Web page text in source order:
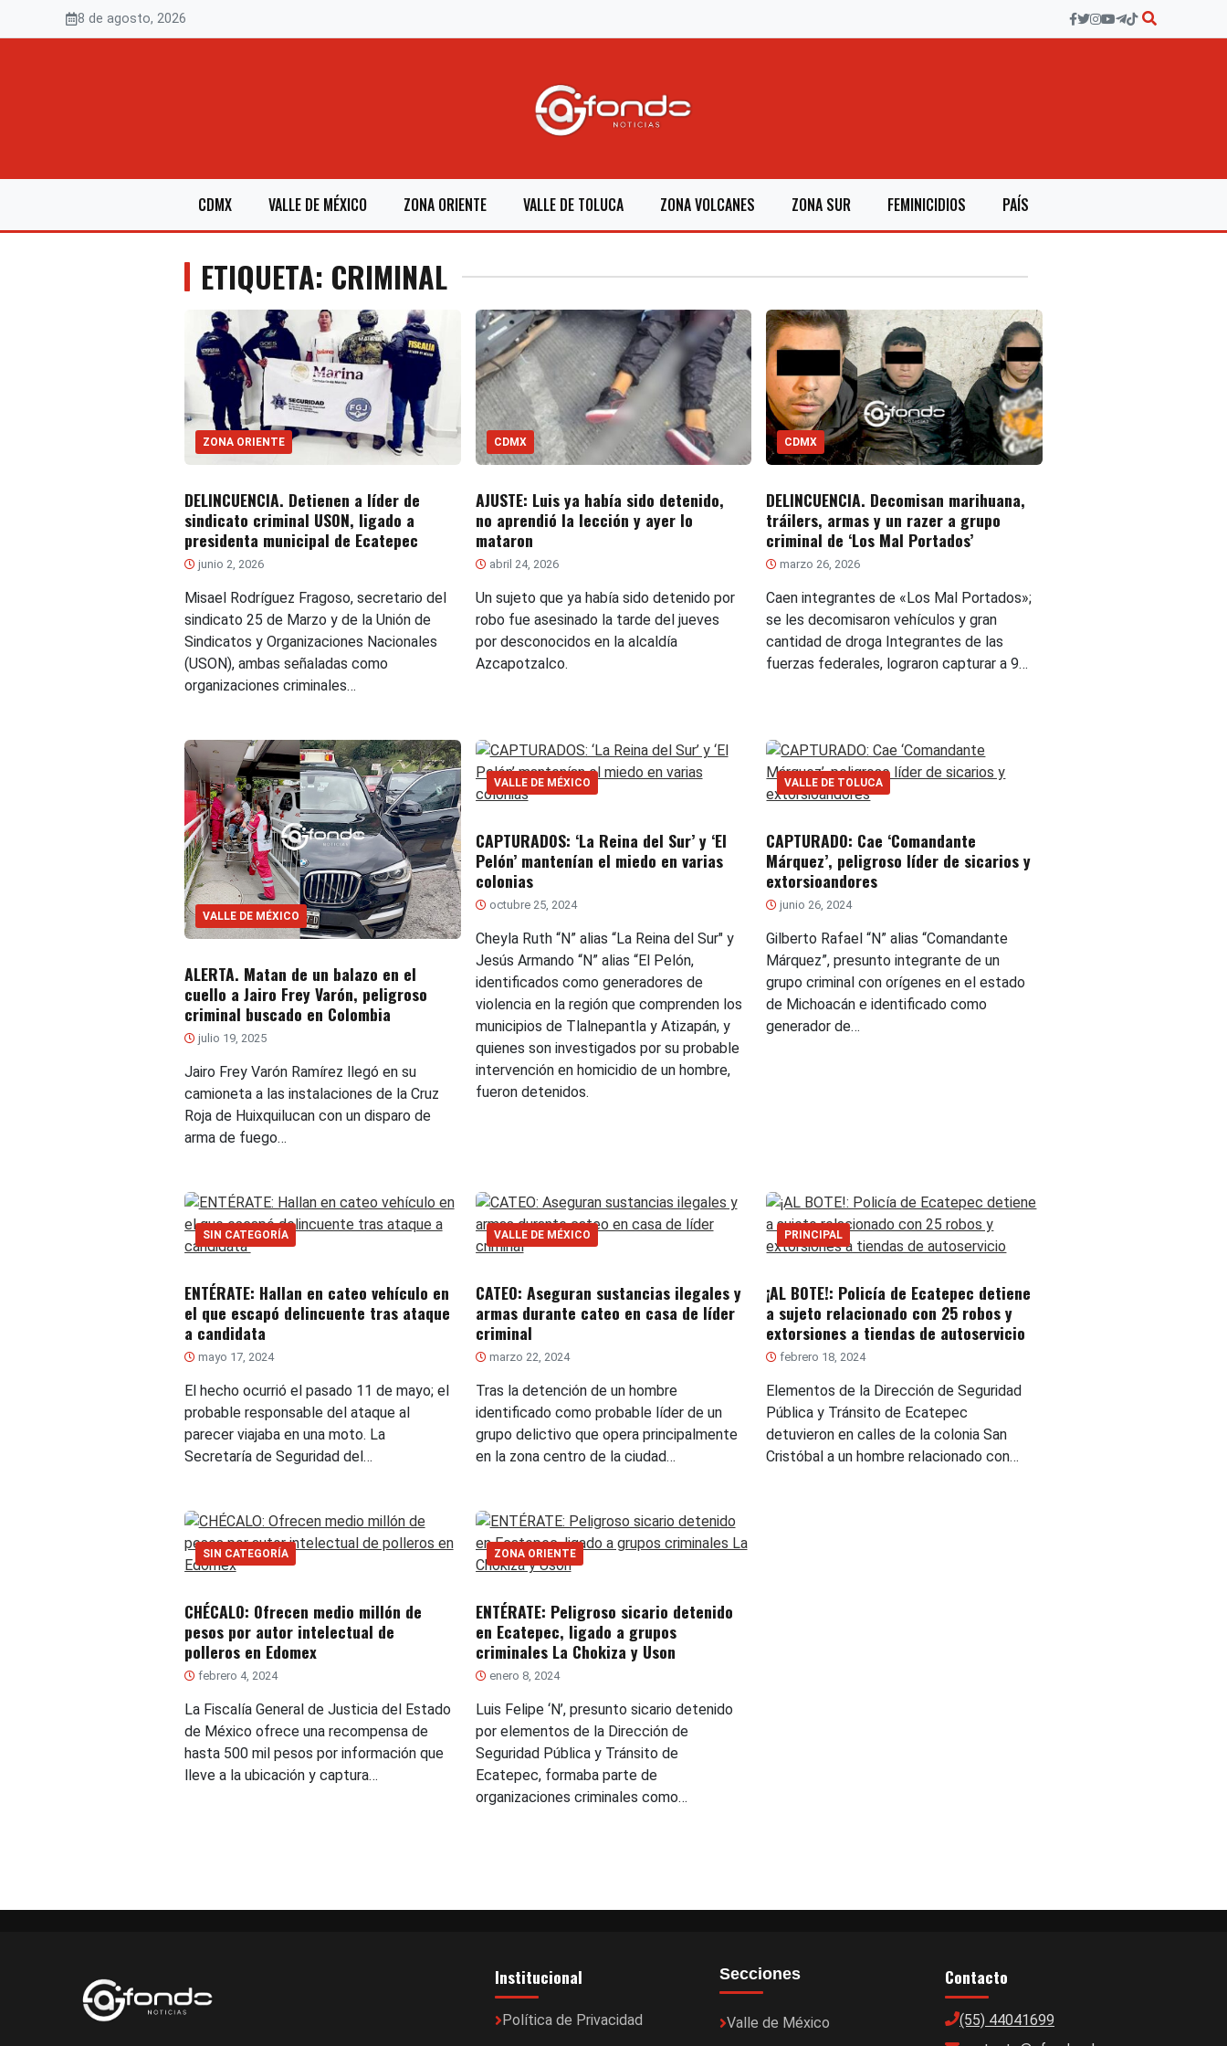
8 de agosto, 2026
CDMX VALLE DE MÉXICO ZONA ORIENTE VALLE DE TOLUCA ZONA VOLCANES ZONA SUR FEMINICIDIOS PAÍS
ETIQUETA: CRIMINAL
ZONA ORIENTE
DELINCUENCIA. Detienen a líder de
sindicato criminal USON, ligado a
presidenta municipal de Ecatepec
junio 2, 2026
Misael Rodríguez Fragoso, secretario del
sindicato 25 de Marzo y de la Unión de
Sindicatos y Organizaciones Nacionales
(USON), ambas señaladas como
organizaciones criminales…
CDMX
AJUSTE: Luis ya había sido detenido,
no aprendió la lección y ayer lo
mataron
abril 24, 2026
Un sujeto que ya había sido detenido por
robo fue asesinado la tarde del jueves
por desconocidos en la alcaldía
Azcapotzalco.
CDMX
DELINCUENCIA. Decomisan marihuana,
tráilers, armas y un razer a grupo
criminal de ‘Los Mal Portados’
marzo 26, 2026
Caen integrantes de «Los Mal Portados»;
se les decomisaron vehículos y gran
cantidad de droga Integrantes de las
fuerzas federales, lograron capturar a 9…
VALLE DE MÉXICO
ALERTA. Matan de un balazo en el
cuello a Jairo Frey Varón, peligroso
criminal buscado en Colombia
julio 19, 2025
Jairo Frey Varón Ramírez llegó en su
camioneta a las instalaciones de la Cruz
Roja de Huixquilucan con un disparo de
arma de fuego…
VALLE DE MÉXICO
CAPTURADOS: ‘La Reina del Sur’ y ‘El
Pelón’ mantenían el miedo en varias
colonias
octubre 25, 2024
Cheyla Ruth “N” alias “La Reina del Sur" y
Jesús Armando “N” alias “El Pelón,
identificados como generadores de
violencia en la región que comprenden los
municipios de Tlalnepantla y Atizapán, y
quienes son investigados por su probable
intervención en homicidio de un hombre,
fueron detenidos.
VALLE DE TOLUCA
CAPTURADO: Cae ‘Comandante
Márquez’, peligroso líder de sicarios y
extorsioandores
junio 26, 2024
Gilberto Rafael “N” alias “Comandante
Márquez”, presunto integrante de un
grupo criminal con orígenes en el estado
de Michoacán e identificado como
generador de…
SIN CATEGORÍA
ENTÉRATE: Hallan en cateo vehículo en
el que escapó delincuente tras ataque
a candidata
mayo 17, 2024
El hecho ocurrió el pasado 11 de mayo; el
probable responsable del ataque al
parecer viajaba en una moto. La
Secretaría de Seguridad del…
VALLE DE MÉXICO
CATEO: Aseguran sustancias ilegales y
armas durante cateo en casa de líder
criminal
marzo 22, 2024
Tras la detención de un hombre
identificado como probable líder de un
grupo delictivo que opera principalmente
en la zona centro de la ciudad…
PRINCIPAL
¡AL BOTE!: Policía de Ecatepec detiene
a sujeto relacionado con 25 robos y
extorsiones a tiendas de autoservicio
febrero 18, 2024
Elementos de la Dirección de Seguridad
Pública y Tránsito de Ecatepec
detuvieron en calles de la colonia San
Cristóbal a un hombre relacionado con…
SIN CATEGORÍA
CHÉCALO: Ofrecen medio millón de
pesos por autor intelectual de
polleros en Edomex
febrero 4, 2024
La Fiscalía General de Justicia del Estado
de México ofrece una recompensa de
hasta 500 mil pesos por información que
lleve a la ubicación y captura…
ZONA ORIENTE
ENTÉRATE: Peligroso sicario detenido
en Ecatepec, ligado a grupos
criminales La Chokiza y Uson
enero 8, 2024
Luis Felipe ‘N’, presunto sicario detenido
por elementos de la Dirección de
Seguridad Pública y Tránsito de
Ecatepec, formaba parte de
organizaciones criminales como…
Institucional
Política de Privacidad
Secciones
Valle de México
Contacto
(55) 44041699